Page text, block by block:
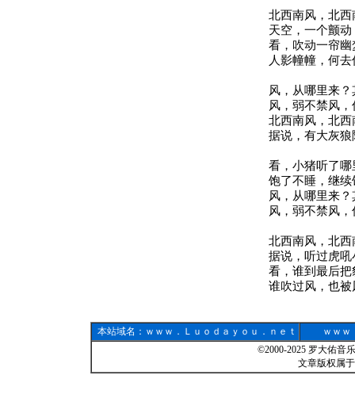
北西南风，北
天空，一个颤
看，吹动一帘
人影幢幢，何
风，从哪里来
风，弱不禁风
北西南风，北
据说，有大灰
看，小猪听了
饱了不睡，继
风，从哪里来
风，弱不禁风
北西南风，北
据说，听过虎
看，谁到最后